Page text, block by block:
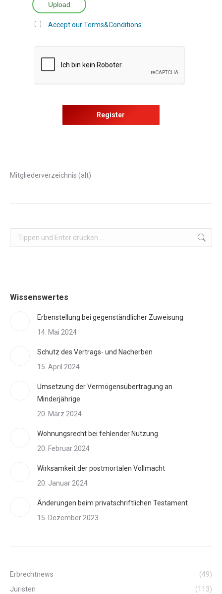
Upload
Accept our Terms&Conditions
Mitgliederverzeichnis (alt)
Search:
Wissenswertes
Erbenstellung bei gegenständlicher Zuweisung
14. Mai 2024
Schutz des Vertrags- und Nacherben
15. April 2024
Umsetzung der Vermögensübertragung an
Minderjährige
20. März 2024
Wohnungsrecht bei fehlender Nutzung
20. Februar 2024
Wirksamkeit der postmortalen Vollmacht
20. Januar 2024
Änderungen beim privatschriftlichen Testament
15. Dezember 2023
Erbrechtnews
(49)
Juristen
(113)